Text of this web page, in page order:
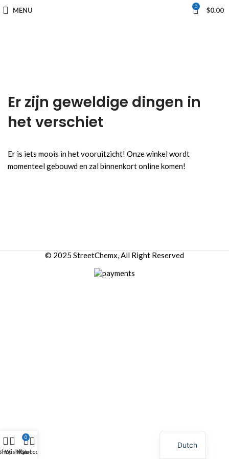
MENU 0 $0.00
Er zijn geweldige dingen in
het verschiet
Er is iets moois in het vooruitzicht! Onze winkel wordt
momenteel gebouwd en zal binnenkort online komen!
© 2025 StreetChemx, All Right Reserved
Wishlist
0
Cart
My account
Dutch